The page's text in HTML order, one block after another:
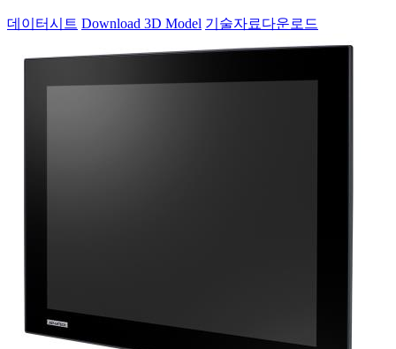
데이터시트 Download 3D Model 기술자료다운로드